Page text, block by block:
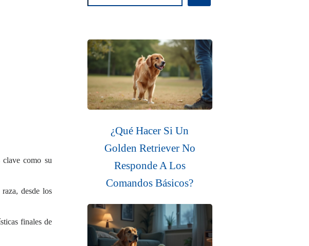
clave como su
desde los
finales de
¿Qué Hacer Si Un
Golden Retriever No
Responde A Los
Comandos Básicos?